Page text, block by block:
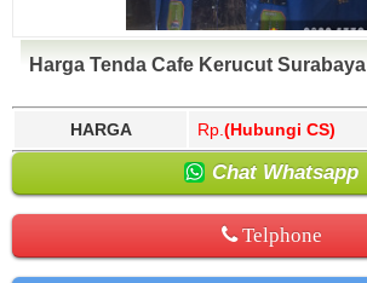
Harga Tenda Cafe Kerucut Surabaya
HARGA Rp. (Hubungi CS)
Chat Whatsapp
Telphone